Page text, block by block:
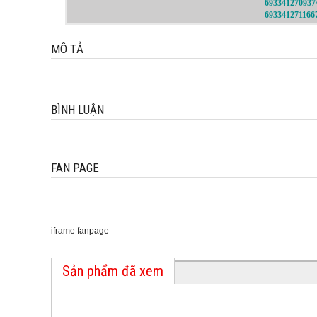
MÔ TẢ
BÌNH LUẬN
FAN PAGE
iframe fanpage
Sản phẩm đã xem